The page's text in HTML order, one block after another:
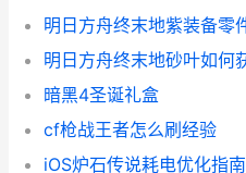
暗黑4圣诞礼盒
cf枪战王者怎么刷经验
iOS炉石传说耗电优化指南